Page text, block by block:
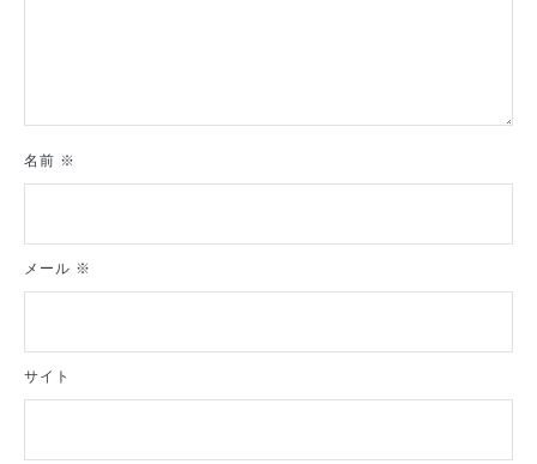
名前 ※
メール ※
サイト